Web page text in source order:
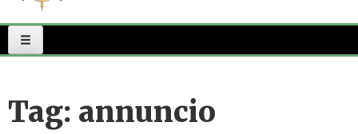
Menu
Tag: annuncio